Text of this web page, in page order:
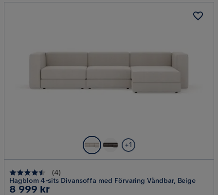
+1
(4)
Hagblom 4-sits Divansoffa med Förvaring Vändbar, Beige
Pris
8 999 kr